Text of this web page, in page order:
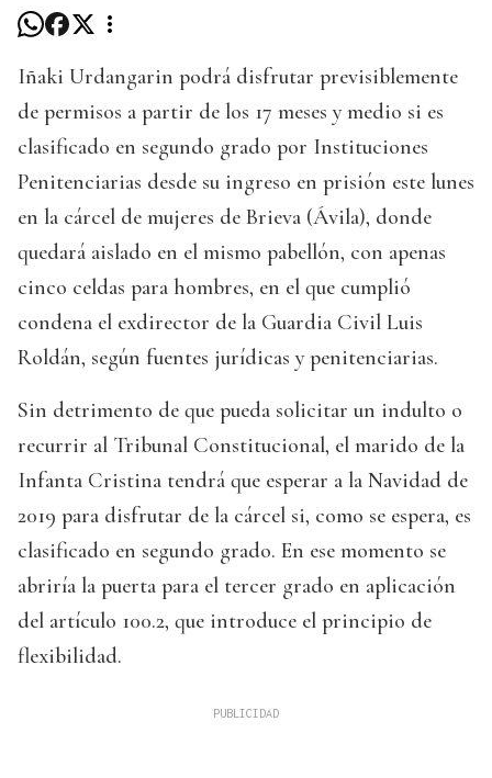
Iñaki Urdangarin podrá disfrutar previsiblemente
de permisos a partir de los 17 meses y medio si es
clasificado en segundo grado por Instituciones
Penitenciarias desde su ingreso en prisión este lunes
en la cárcel de mujeres de Brieva (Ávila), donde
quedará aislado en el mismo pabellón, con apenas
cinco celdas para hombres, en el que cumplió
condena el exdirector de la Guardia Civil Luis
Roldán, según fuentes jurídicas y penitenciarias.
Sin detrimento de que pueda solicitar un indulto o
recurrir al Tribunal Constitucional, el marido de la
Infanta Cristina tendrá que esperar a la Navidad de
2019 para disfrutar de la cárcel si, como se espera, es
clasificado en segundo grado. En ese momento se
abriría la puerta para el tercer grado en aplicación
del artículo 100.2, que introduce el principio de
flexibilidad.